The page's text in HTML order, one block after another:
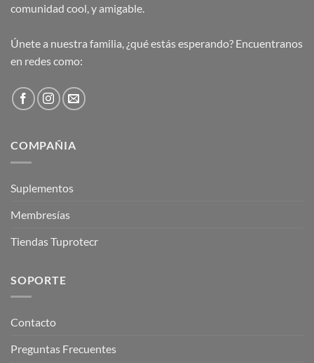
comunidad cool, y amigable.
Únete a nuestra familia, ¿qué estás esperando? Encuentranos
en redes como:
COMPAÑIA
Suplementos
Membresías
Tiendas Tuprotecr
SOPORTE
Contacto
Preguntas Frecuentes